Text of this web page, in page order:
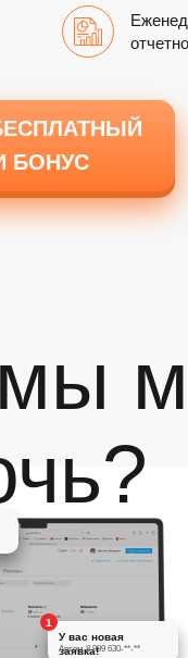
БОНУС
У вас новая
заявка!
Артем 8 999 630-**-**
1